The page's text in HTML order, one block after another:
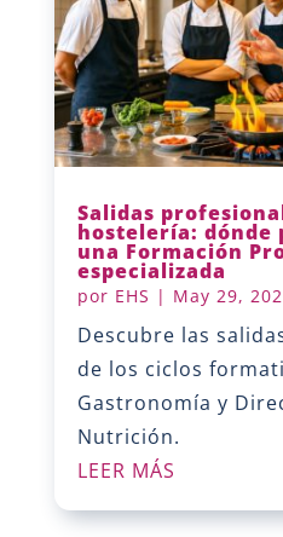
Salidas
hostelería: dónde
una Formación
especializada
por EHS | May 29,
Descubre las
de los ciclos
Gastronomía y
Nutrición.
LEER MÁS